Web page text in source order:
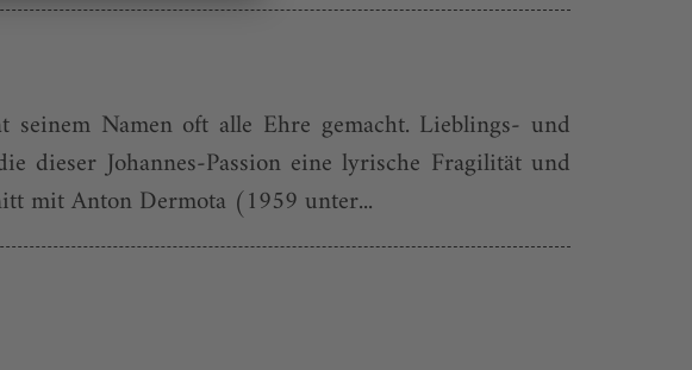
seinem Namen oft alle Ehre gemacht. Lieblings- und
dieser Johannes-Passion eine lyrische Fragilität und
mit Anton Dermota (1959 unter...